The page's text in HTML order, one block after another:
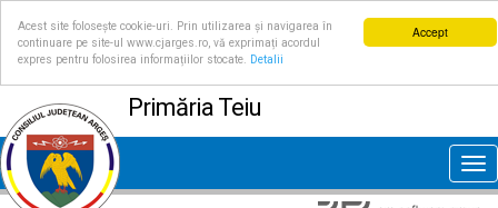
Accept
Acest site folosește cookie-uri. Prin utilizarea și navigarea în
continuare pe site-ul www.cjarges.ro, vă exprimați acordul
expres pentru folosirea informațiilor stocate.
Detalii
Primăria Teiu